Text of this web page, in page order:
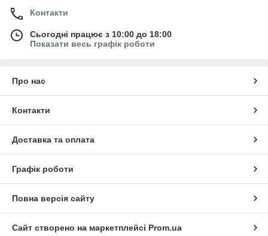
Контакти
Сьогодні працює з 10:00 до 18:00
Показати весь графік роботи
Про нас
Контакти
Доставка та оплата
Графік роботи
Повна версія сайту
Сайт створено на маркетплейсі Prom.ua